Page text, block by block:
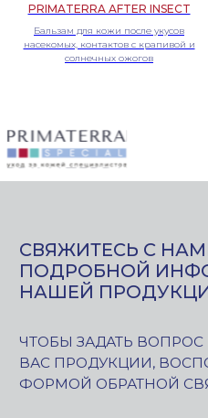
PRIMATERRA AFTER INSECT
Бальзам для кожи после укусов
насекомых, контактов с крапивой и
солнечных ожогов